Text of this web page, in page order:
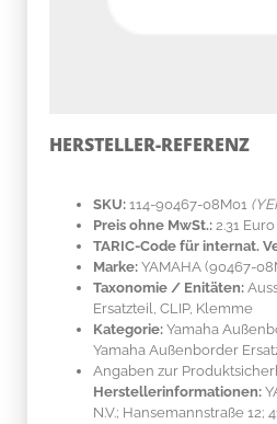
HERSTELLER-REFERENZ
SKU: 114-90467-08M01
Preis ohne MwSt.: 2.31 Euro
TARIC-Code für internat.
Marke: YAMAHA (90467-
Taxonomie / Enitäten:
Ersatzteil, CLIP, Klemme
Kategorie: Yamaha
Yamaha Außenborder
Angaben zur
Herstellerinformationen:
N.V.; Hansemannstraße 12;